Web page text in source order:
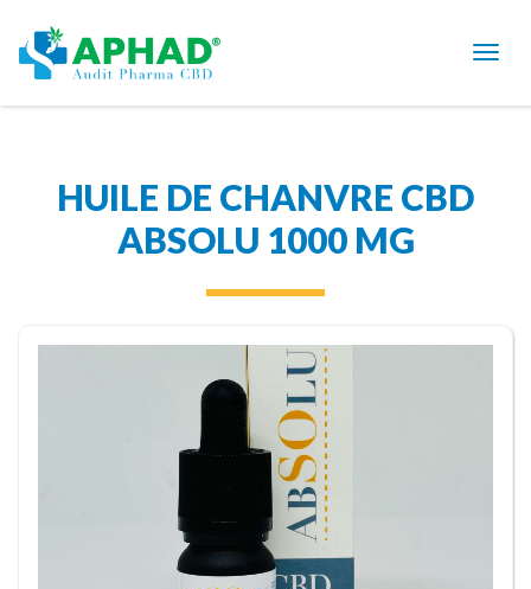
HUILE DE CHANVRE CBD
ABSOLU 1000 MG